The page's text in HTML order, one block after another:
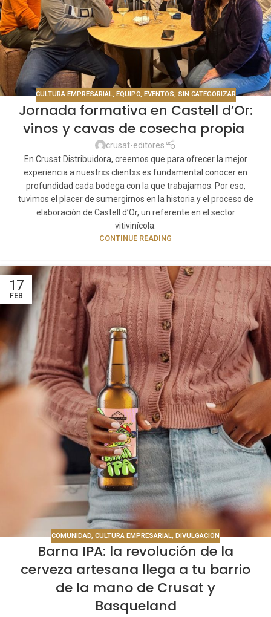
CULTURA EMPRESARIAL, EQUIPO, EVENTOS, SIN CATEGORIZAR
Jornada formativa en Castell d’Or:
vinos y cavas de cosecha propia
crusat-editores
En Crusat Distribuidora, creemos que para ofrecer la mejor
experiencia a nuestrxs clientxs es fundamental conocer en
profundidad cada bodega con la que trabajamos. Por eso,
tuvimos el placer de sumergirnos en la historia y el proceso de
elaboración de Castell d’Or, un referente en el sector
vitivinícola.
CONTINUE READING
17
FEB
COMUNIDAD, CULTURA EMPRESARIAL, DIVULGACIÓN
Barna IPA: la revolución de la
cerveza artesana llega a tu barrio
de la mano de Crusat y
Basqueland